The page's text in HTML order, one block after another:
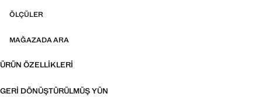
ÖLÇÜLER
MAĞAZADA ARA
ÜRÜN ÖZELLIKLERI
GERI DÖNÜŞTÜRÜLMÜŞ YÜN